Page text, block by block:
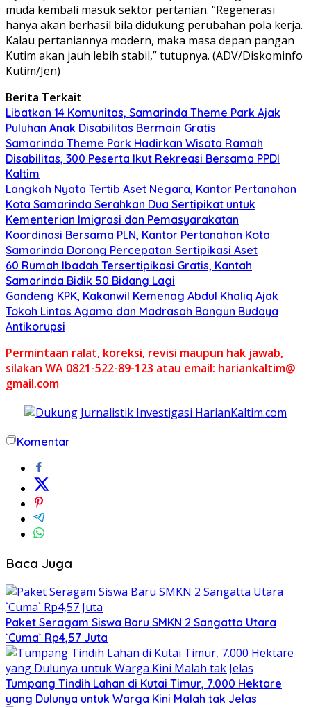
muda kembali masuk sektor pertanian. “Regenerasi
hanya akan berhasil bila didukung perubahan pola kerja.
Kalau pertaniannya modern, maka masa depan pangan
Kutim akan jauh lebih stabil,” tutupnya. (ADV/Diskominfo
Kutim/Jen)
Berita Terkait
Libatkan 14 Komunitas, Samarinda Theme Park Ajak
Puluhan Anak Disabilitas Bermain Gratis
Samarinda Theme Park Hadirkan Wisata Ramah
Disabilitas, 300 Peserta Ikut Rekreasi Bersama PPDI
Kaltim
Langkah Nyata Tertib Aset Negara, Kantor Pertanahan
Kota Samarinda Serahkan Dua Sertipikat untuk
Kementerian Imigrasi dan Pemasyarakatan
Koordinasi Bersama PLN, Kantor Pertanahan Kota
Samarinda Dorong Percepatan Sertipikasi Aset
60 Rumah Ibadah Tersertipikasi Gratis, Kantah
Samarinda Bidik 50 Bidang Lagi
Gandeng KPK, Kakanwil Kemenag Abdul Khaliq Ajak
Tokoh Lintas Agama dan Madrasah Bangun Budaya
Antikorupsi
Permintaan ralat, koreksi, revisi maupun hak jawab,
silakan WA 0821-522-89-123 atau email: hariankaltim@
gmail.com
Komentar
Baca Juga
Paket Seragam Siswa Baru SMKN 2 Sangatta Utara
`Cuma` Rp4,57 Juta
Tumpang Tindih Lahan di Kutai Timur, 7.000 Hektare
yang Dulunya untuk Warga Kini Malah tak Jelas